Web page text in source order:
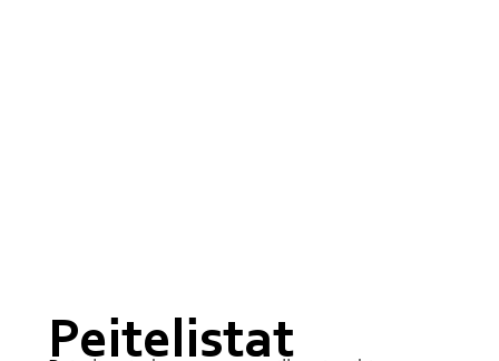
Peitelistat